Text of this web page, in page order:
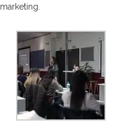
marketing.